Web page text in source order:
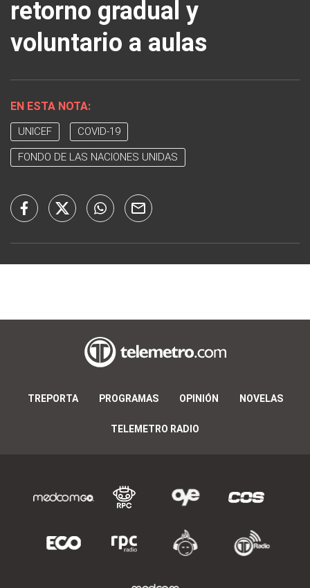
retorno gradual y
voluntario a aulas
EN ESTA NOTA:
UNICEF COVID-19
FONDO DE LAS NACIONES UNIDAS
TREPORTA PROGRAMAS OPINIÓN NOVELAS
TELEMETRO RADIO